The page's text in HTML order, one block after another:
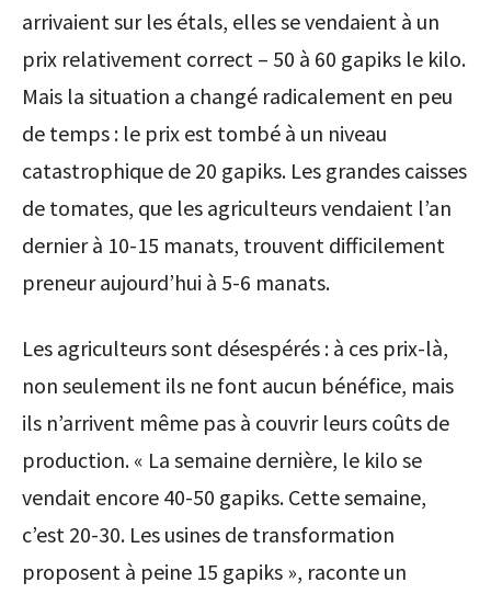
arrivaient sur les étals, elles se vendaient à un
prix relativement correct – 50 à 60 gapiks le kilo.
Mais la situation a changé radicalement en peu
de temps : le prix est tombé à un niveau
catastrophique de 20 gapiks. Les grandes caisses
de tomates, que les agriculteurs vendaient l’an
dernier à 10-15 manats, trouvent difficilement
preneur aujourd’hui à 5-6 manats.
Les agriculteurs sont désespérés : à ces prix-là,
non seulement ils ne font aucun bénéfice, mais
ils n’arrivent même pas à couvrir leurs coûts de
production. « La semaine dernière, le kilo se
vendait encore 40-50 gapiks. Cette semaine,
c’est 20-30. Les usines de transformation
proposent à peine 15 gapiks », raconte un